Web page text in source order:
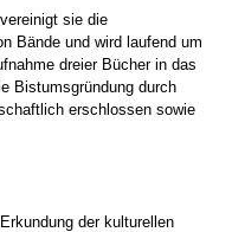
sie die
Bände und wird laufend um
dreier Bücher in das
Bistumsgründung durch
erschlossen sowie
der kulturellen